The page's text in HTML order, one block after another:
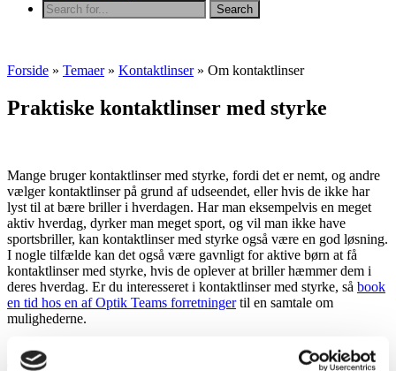
Forside » Temaer» Kontaktlinser» Om kontaktlinser
Praktiske kontaktlinser med styrke
Mange bruger kontaktlinser med styrke, fordi det er nemt, og andre
vælger kontaktlinser på grund af udseendet, eller hvis de ikke har
lyst til at bære briller i hverdagen. Har man eksempelvis en meget
aktiv hverdag, dyrker man meget sport, og vil man ikke have
sportsbriller, kan kontaktlinser med styrke også være en god løsning.
I nogle tilfælde kan det også være gavnligt for aktive børn at få
kontaktlinser med styrke, hvis de oplever at briller hæmmer dem i
deres hverdag. Er du interesseret i kontaktlinser med styrke, så book
en tid hos en af Optik Teams forretningertil en samtale om
mulighederne.
Hos optikeren
skal du først have foretaget en synsprøve
. Her vil
optikeren kontrollere, om hvorvidt dine øjne egner sig til